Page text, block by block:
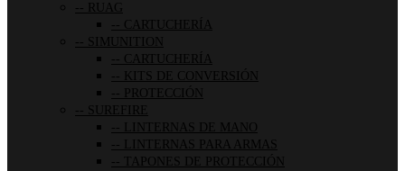
RUAG
CARTUCHERÍA
SIMUNITION
CARTUCHERÍA
KITS DE CONVERSIÓN
PROTECCIÓN
SUREFIRE
LINTERNAS DE MANO
LINTERNAS PARA ARMAS
TAPONES DE PROTECCIÓN